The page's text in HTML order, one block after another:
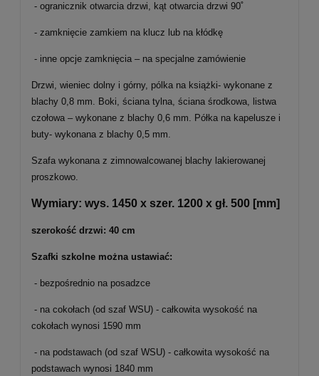
- ogranicznik otwarcia drzwi, kąt otwarcia drzwi 90˚
- zamknięcie zamkiem na klucz lub na kłódkę
- inne opcje zamknięcia – na specjalne zamówienie
Drzwi, wieniec dolny i górny, pólka na książki- wykonane z
blachy 0,8 mm. Boki, ściana tylna, ściana środkowa, listwa
czołowa – wykonane z blachy 0,6 mm. Półka na kapelusze i
buty- wykonana z blachy 0,5 mm.
Szafa wykonana z zimnowalcowanej blachy lakierowanej
proszkowo.
Wymiary: wys. 1450 x szer. 1200 x gł. 500 [mm]
szerokość drzwi: 40 cm
Szafki szkolne można ustawiać:
- bezpośrednio na posadzce
- na cokołach (od szaf WSU) - całkowita wysokość na
cokołach wynosi 1590 mm
- na podstawach (od szaf WSU) - całkowita wysokość na
podstawach wynosi 1840 mm